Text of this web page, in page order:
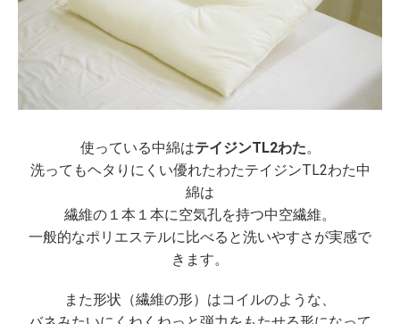
使っている中綿はテイジンTL2わた。
洗ってもヘタりにくい優れたわたテイジンTL2わた中
綿は
繊維の１本１本に空気孔を持つ中空繊維。
一般的なポリエステルに比べると洗いやすさが実感で
きます。
また形状（繊維の形）はコイルのような、